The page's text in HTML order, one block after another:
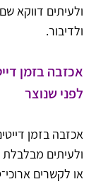
ולעיתים דווקא
ולדיבור.
אכזבה בזמן
לפני שנוצר
אכזבה בזמן
ולעיתים מבלבלת
או לקשרים